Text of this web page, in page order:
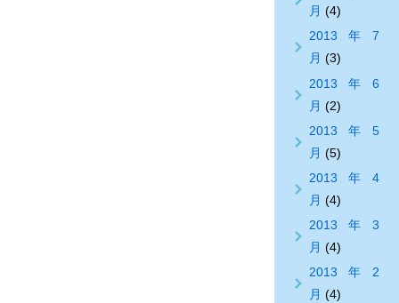
月 (4)
2013年7
月 (3)
2013年6
月 (2)
2013年5
月 (5)
2013年4
月 (4)
2013年3
月 (4)
2013年2
月 (4)